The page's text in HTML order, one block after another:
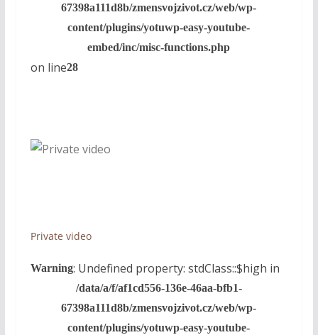
67398a111d8b/zmensvojzivot.cz/web/wp-
content/plugins/yotuwp-easy-youtube-
embed/inc/misc-functions.php
on line28
Private video
Warning: Undefined property: stdClass::$high in
/data/a/f/af1cd556-136e-46aa-bfb1-
67398a111d8b/zmensvojzivot.cz/web/wp-
content/plugins/yotuwp-easy-youtube-